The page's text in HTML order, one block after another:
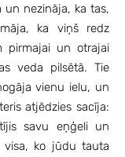
un nezināja, ka tas,
ka viņš redz
pirmajai un otrajai
veda pilsētā. Tie
vienu ielu, un
atjēdzies sacīja:
savu eņģeli un
visa, ko jūdu tauta